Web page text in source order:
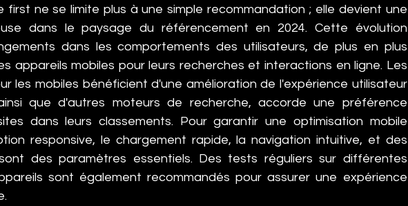
first ne se limite plus à une simple recommandation ; elle devient une
dans le paysage du référencement en 2024. Cette évolution
dans les comportements des utilisateurs, de plus en plus
appareils mobiles pour leurs recherches et interactions en ligne. Les
les mobiles bénéficient d'une amélioration de l'expérience utilisateur
que d'autres moteurs de recherche, accorde une préférence
dans leurs classements. Pour garantir une optimisation mobile
responsive, le chargement rapide, la navigation intuitive, et des
des paramètres essentiels. Des tests réguliers sur différentes
sont également recommandés pour assurer une expérience